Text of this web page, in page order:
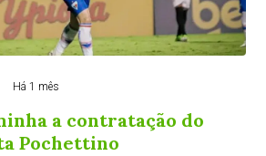
Há 1 mês
a contratação do
Pochettino